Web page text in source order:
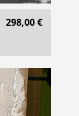
298,00 €